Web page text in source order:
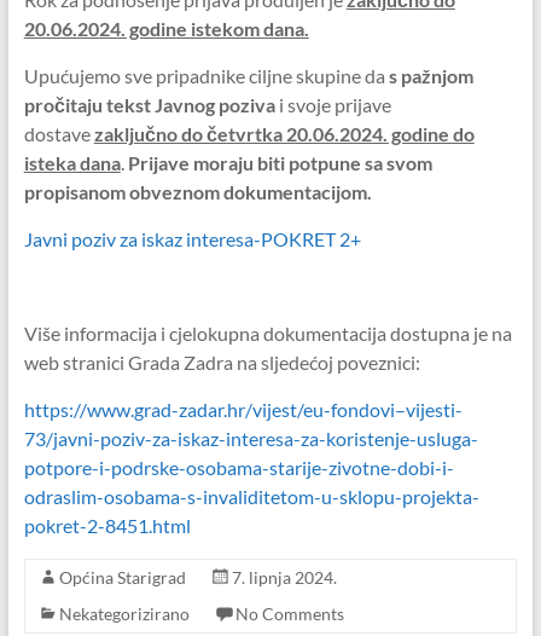
20.06.2024. godine istekom dana.
Upućujemo sve pripadnike ciljne skupine da s pažnjom
pročitaju tekst Javnog pozivai svoje prijave
dostavezaključno do četvrtka 20.06.2024. godine do
isteka dana. Prijave moraju biti potpune sa svom
propisanom obveznom dokumentacijom.
Javni poziv za iskaz interesa-POKRET 2+
Više informacija i cjelokupna dokumentacija dostupna je na
web stranici Grada Zadra na sljedećoj poveznici:
https://www.grad-zadar.hr/vijest/eu-fondovi–vijesti-
73/javni-poziv-za-iskaz-interesa-za-koristenje-usluga-
potpore-i-podrske-osobama-starije-zivotne-dobi-i-
odraslim-osobama-s-invaliditetom-u-sklopu-projekta-
pokret-2-8451.html
Općina Starigrad
7. lipnja 2024.
Nekategorizirano
No Comments